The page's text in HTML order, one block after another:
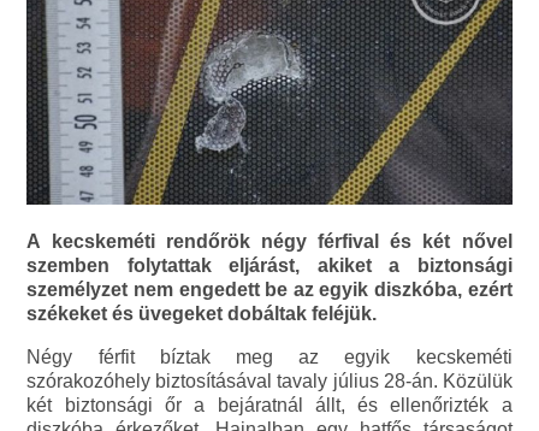
A kecskeméti rendőrök négy férfival és két nővel
szemben folytattak eljárást, akiket a biztonsági
személyzet nem engedett be az egyik diszkóba, ezért
székeket és üvegeket dobáltak feléjük.
Négy férfit bíztak meg az egyik kecskeméti
szórakozóhely biztosításával tavaly július 28-án. Közülük
két biztonsági őr a bejáratnál állt, és ellenőrizték a